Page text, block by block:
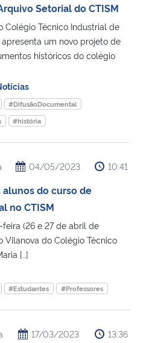
Setorial do CTISM
Colégio Técnico Industrial de
apresenta um novo projeto de
históricos do colégio
#DifusãoDocumental
#história
04/05/2023 10:41
do curso de
no CTISM
(26 e 27 de abril de
Vilanova do Colégio Técnico
[…]
#Estudantes #Professores
17/03/2023 13:36